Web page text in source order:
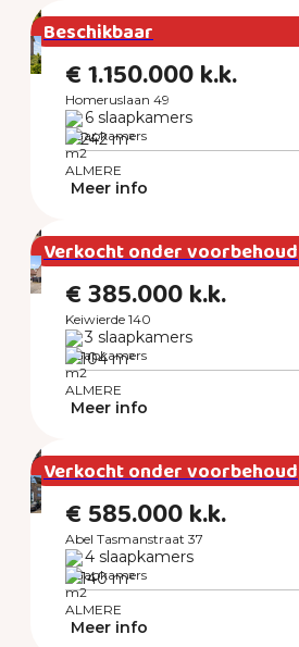
Beschikbaar
€ 1.150.000 k.k.
Homeruslaan 49
6 slaapkamers
242 m²
ALMERE
Meer info
Verkocht onder voorbehoud
€ 385.000 k.k.
Keiwierde 140
3 slaapkamers
104 m²
ALMERE
Meer info
Verkocht onder voorbehoud
€ 585.000 k.k.
Abel Tasmanstraat 37
4 slaapkamers
140 m²
ALMERE
Meer info